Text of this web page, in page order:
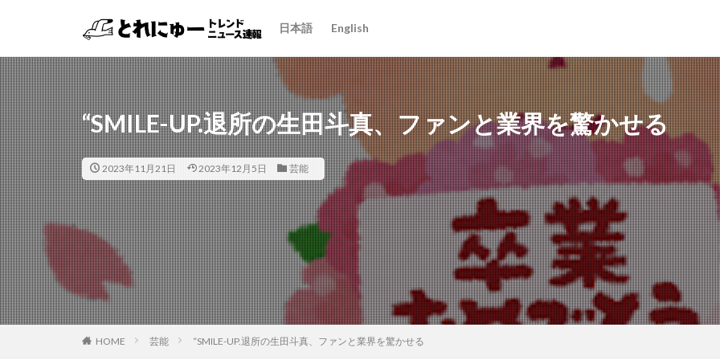
日本語 English
“SMILE-UP.退所の生田斗真、ファンと業界を驚かせる
2023年11月21日 2023年12月5日 芸能
HOME 芸能 “SMILE-UP.退所の生田斗真、ファンと業界を驚かせる